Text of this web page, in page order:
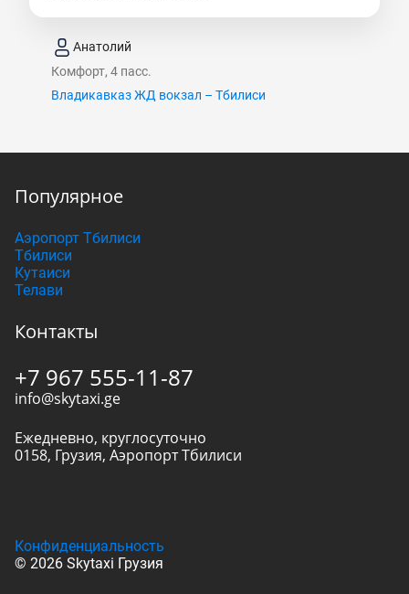
Анатолий
Комфорт, 4 пасс.
Владикавказ ЖД вокзал – Тбилиси
Популярное
Аэропорт Тбилиси
Тбилиси
Кутаиси
Телави
Контакты
+7 967 555-11-87
info@skytaxi.ge
Ежедневно, круглосуточно
0158, Грузия, Аэропорт Тбилиси
© 2026 Skytaxi Грузия
Конфиденциальность